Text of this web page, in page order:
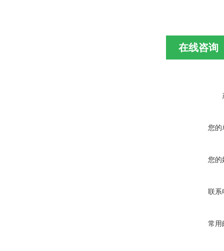
在线咨询
您的
您的
联系
常用